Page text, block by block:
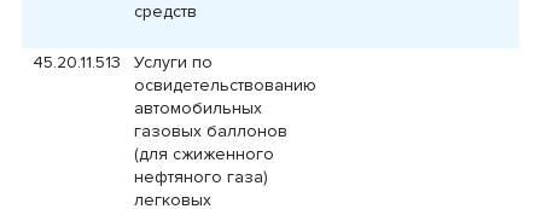
средств
45.20.11.513
Услуги по
освидетельствованию
автомобильных
газовых баллонов
(для сжиженного
нефтяного газа)
легковых